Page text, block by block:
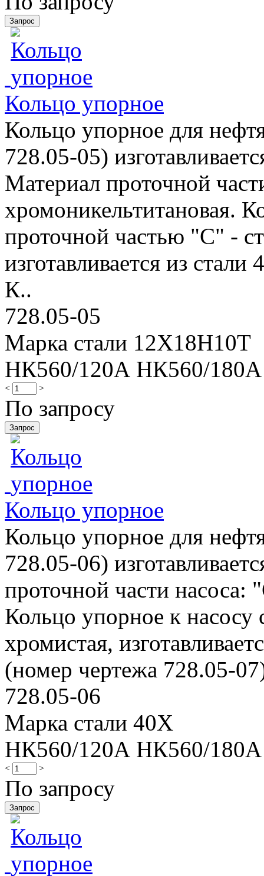
Кольцо упорное
Кольцо упорное для
728.05-05)
Материал проточной
хромоникельтитановая.
проточной частью "С" -
изготавливается из
К..
728.05-05
Марка стали 12Х18Н10Т
НК560/120А НК560/180А
< >
По запросу
Кольцо упорное
Кольцо упорное для
728.05-06)
проточной части насоса:
Кольцо упорное к
хромистая,
(номер чертежа 728.05-
728.05-06
Марка стали 40Х
НК560/120А НК560/180А
< >
По запросу